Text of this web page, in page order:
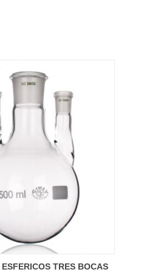
TRES BOCAS